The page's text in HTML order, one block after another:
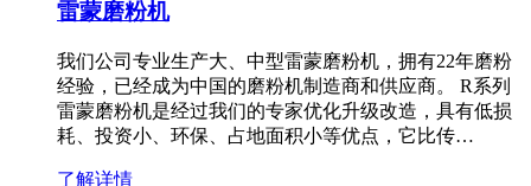
雷蒙磨粉机
我们公司专业生产大、中型雷蒙磨粉机，拥有22年磨粉
经验，已经成为中国的磨粉机制造商和供应商。 R系列
雷蒙磨粉机是经过我们的专家优化升级改造，具有低损
耗、投资小、环保、占地面积小等优点，它比传…
了解详情